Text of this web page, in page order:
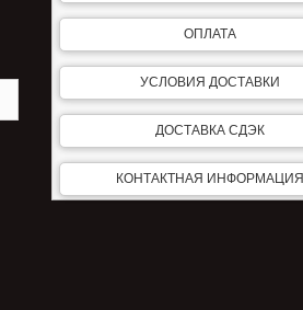
ОПЛАТА
УСЛОВИЯ ДОСТАВКИ
ДОСТАВКА СДЭК
КОНТАКТНАЯ ИНФОРМАЦИЯ